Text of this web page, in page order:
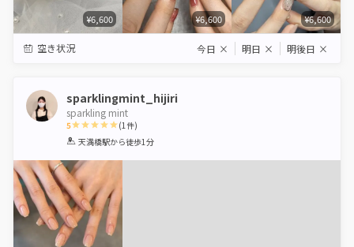
¥6,600 ¥6,600 ¥6,600
空き状況 今日 × 明日 × 明後日 ×
sparklingmint_hijiri
sparkling mint
5
1 2 3 4 5
(1件)
天満橋駅から徒歩1分